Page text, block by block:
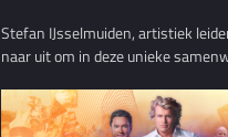
Stefan IJsselmuiden, artistiek
naar uit om in deze unieke